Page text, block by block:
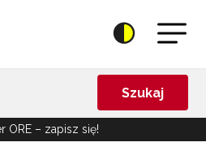
Szukaj
ORE – zapisz się!